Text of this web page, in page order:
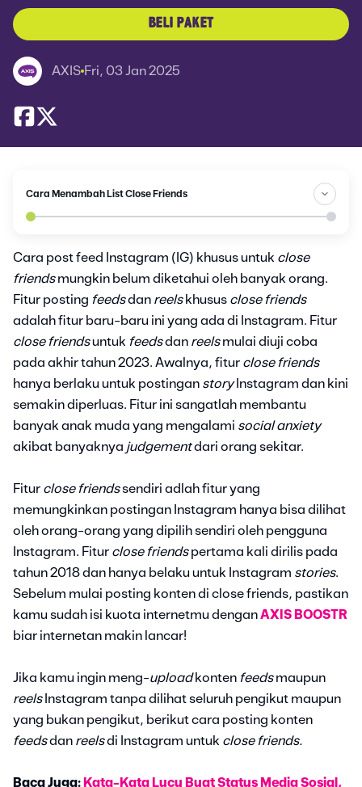
BELI PAKET
AXIS Fri, 03 Jan 2025
Cara Menambah List Close Friends
Cara post feed Instagram (IG) khusus untuk close
friendsmungkin belum diketahui oleh banyak orang.
Fitur posting feedsdan reelskhusus close friends
adalah fitur baru-baru ini yang ada di Instagram. Fitur
close friendsuntuk feedsdan reelsmulai diuji coba
pada akhir tahun 2023. Awalnya, fitur close friends
hanya berlaku untuk postingan storyInstagram dan kini
semakin diperluas. Fitur ini sangatlah membantu
banyak anak muda yang mengalami social anxiety
akibat banyaknya judgementdari orang sekitar.
Fitur close friendssendiri adlah fitur yang
memungkinkan postingan Instagram hanya bisa dilihat
oleh orang-orang yang dipilih sendiri oleh pengguna
Instagram. Fitur close friendspertama kali dirilis pada
tahun 2018 dan hanya belaku untuk Instagram stories.
Sebelum mulai posting konten di close friends, pastikan
kamu sudah isi kuota internetmu denganAXIS BOOSTR
biar internetan makin lancar!
Jika kamu ingin meng-uploadkonten feedsmaupun
reelsInstagram tanpa dilihat seluruh pengikut maupun
yang bukan pengikut, berikut cara posting konten
feedsdan reelsdi Instagram untuk close friends.
Baca Juga: Kata-Kata Lucu Buat Status Media Sosial,